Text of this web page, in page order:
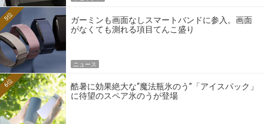
ガーミンも画面なしスマートバンドに参入。画面
がなくても測れる項目てんこ盛り
5位
ニュース
酷暑に効果絶大な“魔法瓶氷のう”「アイスパック」
に待望のスペア氷のうが登場
6位